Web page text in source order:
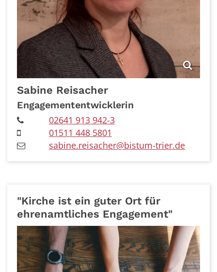
Sabine Reisacher
Engagemententwicklerin
02641 913 942-3
01511 448 5801
sabine.reisacher@bistum-trier.de
"Kirche ist ein guter Ort für
ehrenamtliches Engagement"